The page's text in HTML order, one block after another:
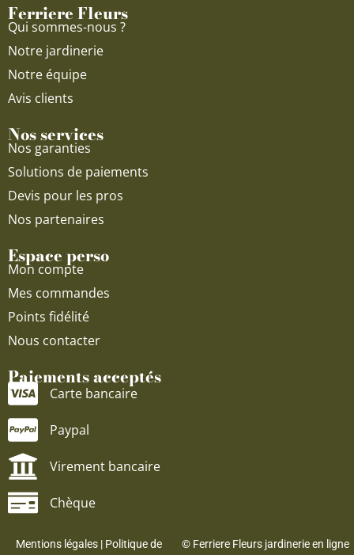
Ferriere Fleurs
Qui sommes-nous ?
Notre jardinerie
Notre équipe
Avis clients
Nos services
Nos garanties
Solutions de paiements
Devis pour les pros
Nos partenaires
Espace perso
Mon compte
Mes commandes
Points fidélité
Nous contacter
Paiements acceptés
Carte bancaire
Paypal
Virement bancaire
Chèque
Mentions légales| Politique de © Ferriere Fleurs jardinerie en ligne